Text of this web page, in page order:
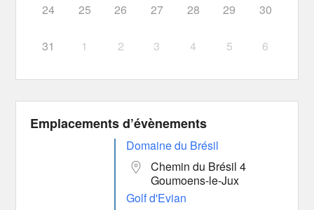
24 25 26 27 28 29 30
31 1 2 3 4 5 6
Emplacements d’évènements
Domaine du Brésil
Chemin du Brésil 4
Goumoens-le-Jux
Golf d'Evian